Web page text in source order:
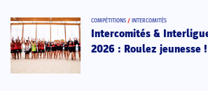
COMPÉTITIONS / INTERCOMITÉS
Intercomités &
2026 : Roulez jeunesse !